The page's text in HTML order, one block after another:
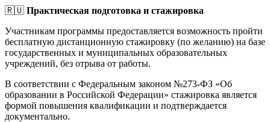
🇷🇺 Практическая подготовка и стажировка
Участникам программы предоставляется возможность пройти
бесплатную дистанционную стажировку (по желанию) на базе
государственных и муниципальных образовательных
учреждений, без отрыва от работы.
В соответствии с Федеральным законом №273-ФЗ «Об
образовании в Российской Федерации» стажировка является
формой повышения квалификации и подтверждается
документально.